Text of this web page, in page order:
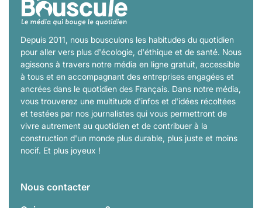
Depuis 2011, nous bousculons les habitudes du quotidien
pour aller vers plus d'écologie, d'éthique et de santé. Nous
agissons à travers notre média en ligne gratuit, accessible
à tous et en accompagnant des entreprises engagées et
ancrées dans le quotidien des Français. Dans notre média,
vous trouverez une multitude d'infos et d'idées récoltées
et testées par nos journalistes qui vous permettront de
vivre autrement au quotidien et de contribuer à la
construction d'un monde plus durable, plus juste et moins
nocif. Et plus joyeux !
Nous contacter